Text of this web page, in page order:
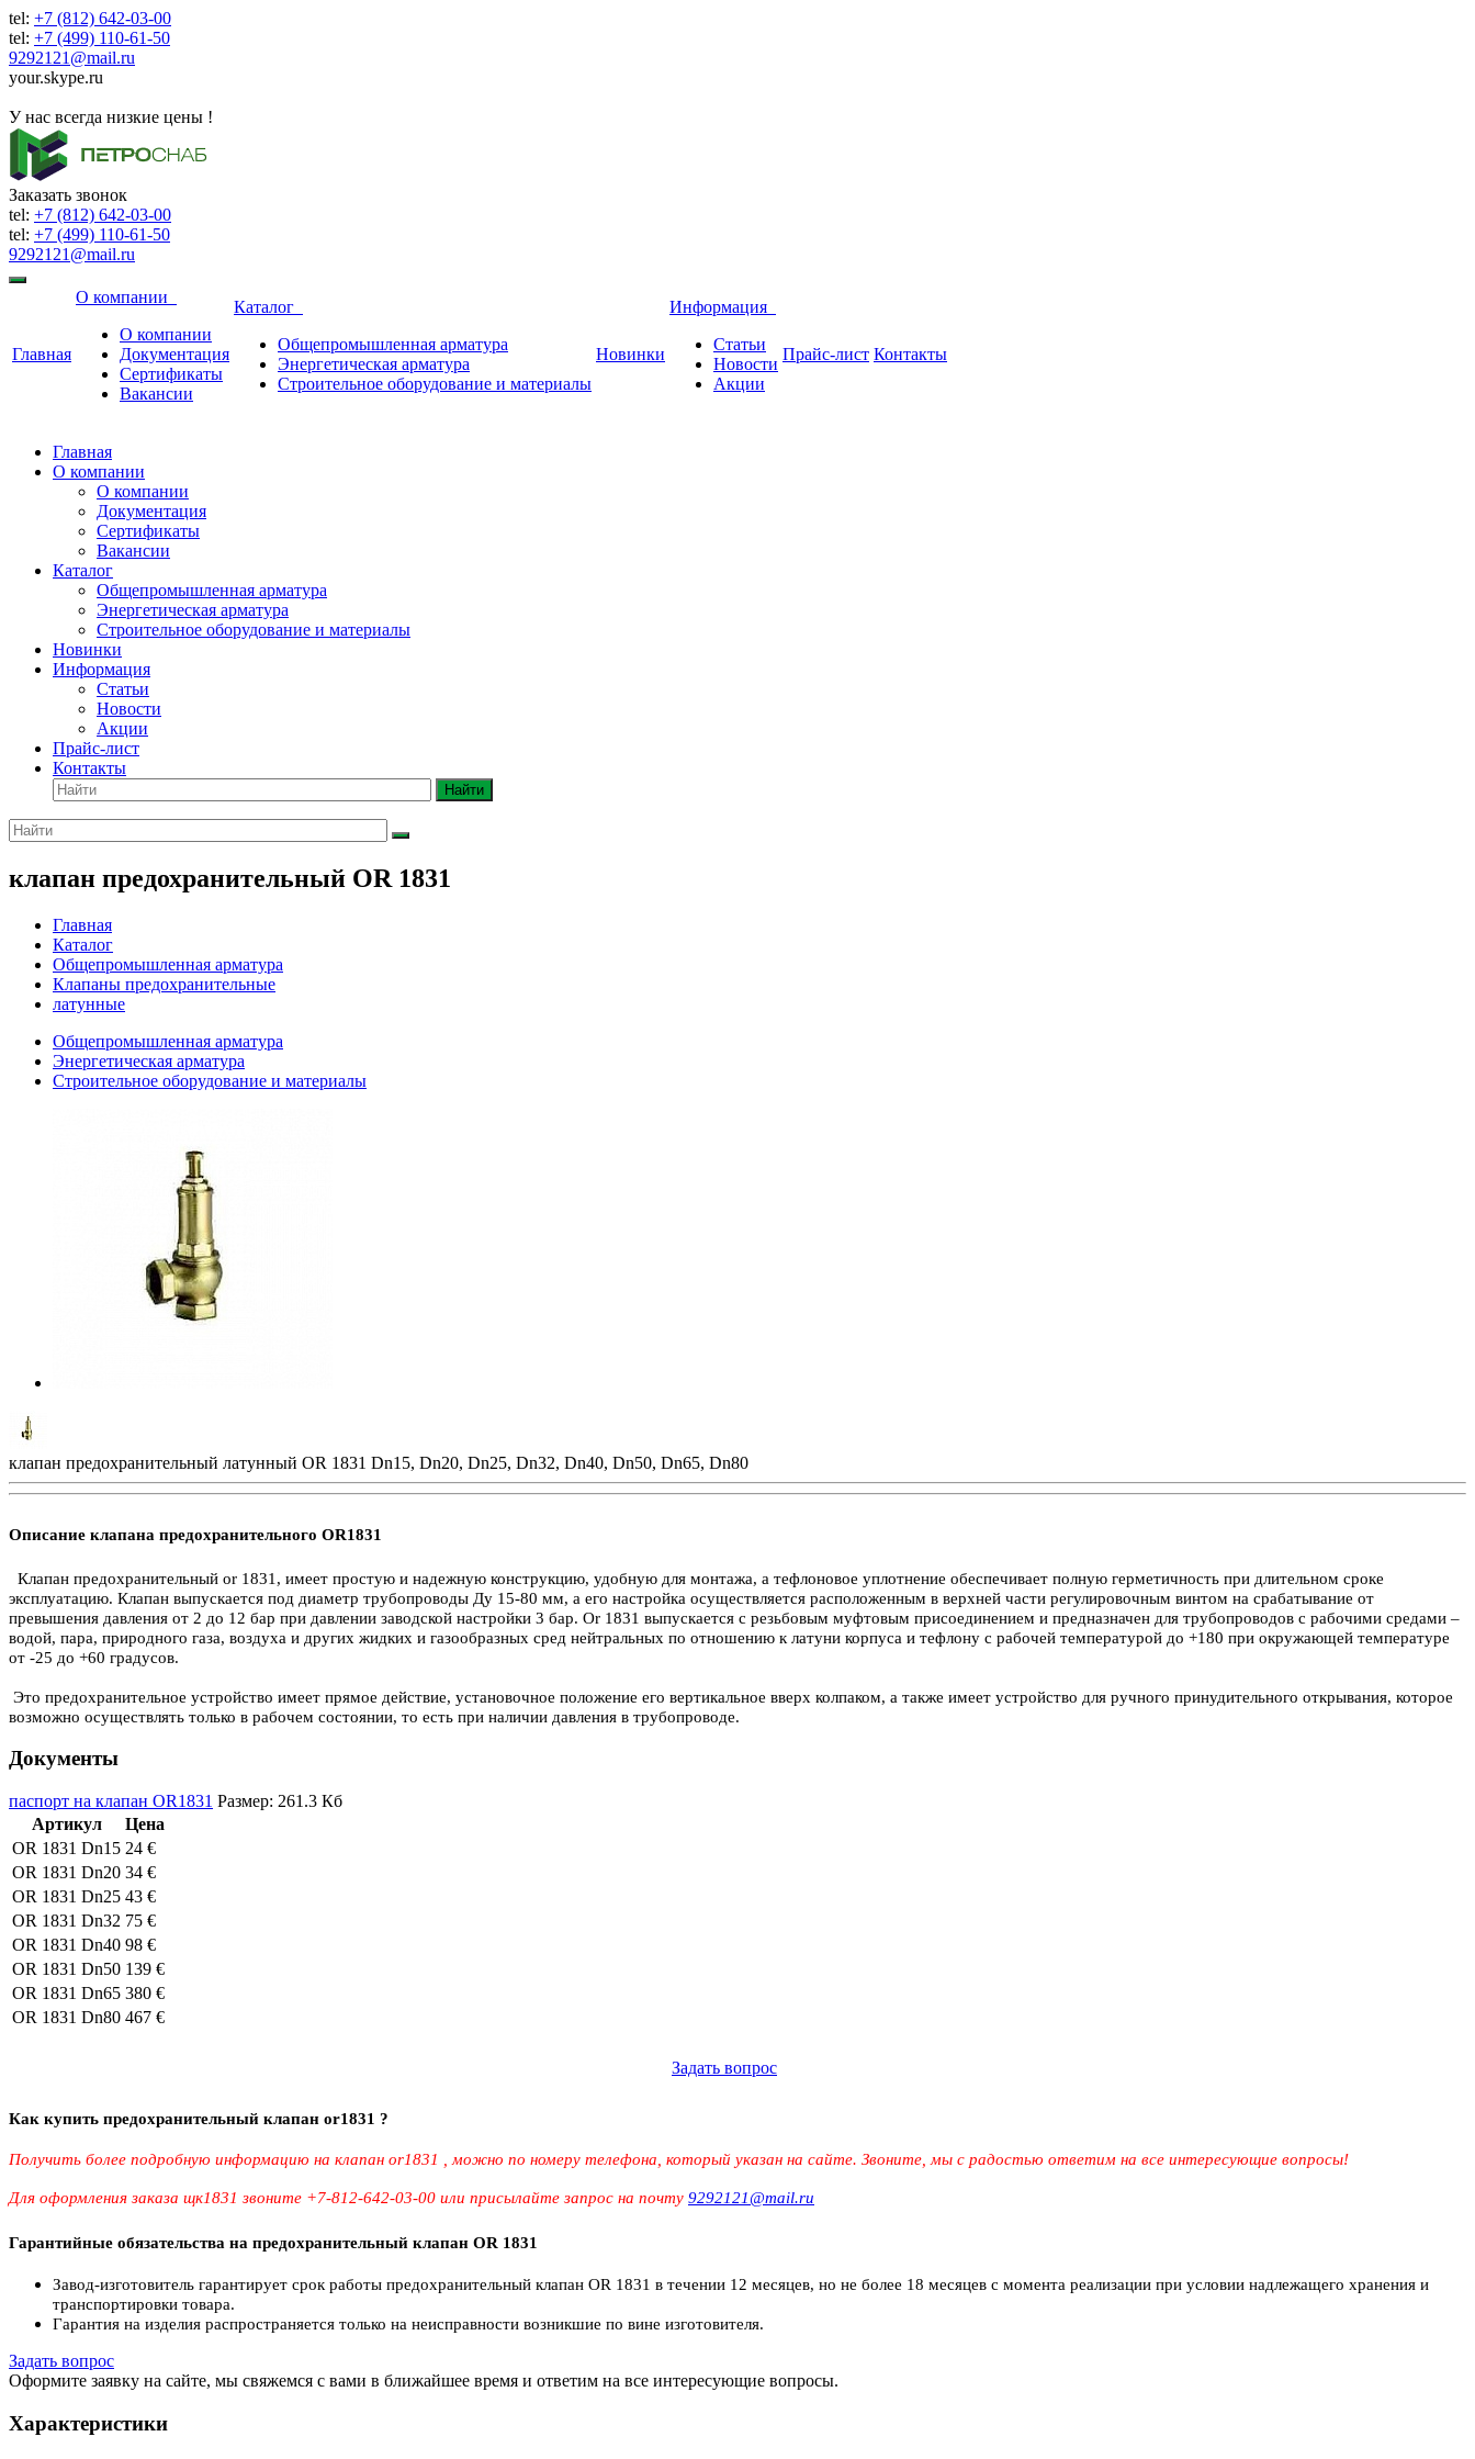
tel: +7 (812) 642-03-00
tel: +7 (499) 110-61-50
9292121@mail.ru
your.skype.ru
У нас всегда низкие цены !
Заказать звонок
tel: +7 (812) 642-03-00
tel: +7 (499) 110-61-50
9292121@mail.ru
Главная
О компании
О компании
Документация
Сертификаты
Вакансии
Каталог
Общепромышленная арматура
Энергетическая арматура
Строительное оборудование и материалы
Новинки
Информация
Статьи
Новости
Акции
Прайс-лист Контакты
Главная
О компании
О компании
Документация
Сертификаты
Вакансии
Каталог
Общепромышленная арматура
Энергетическая арматура
Строительное оборудование и материалы
Новинки
Информация
Статьи
Новости
Акции
Прайс-лист
Контакты
Найти
клапан предохранительный OR 1831
Главная
Каталог
Общепромышленная арматура
Клапаны предохранительные
латунные
Общепромышленная арматура
Энергетическая арматура
Строительное оборудование и материалы
клапан предохранительный латунный OR 1831 Dn15, Dn20, Dn25, Dn32, Dn40, Dn50, Dn65, Dn80
Описание клапана предохранительного OR1831
Клапан предохранительный or 1831, имеет простую и надежную конструкцию, удобную для монтажа, а тефлоновое уплотнение обеспечивает полную герметичность при длительном сроке
эксплуатацию. Клапан выпускается под диаметр трубопроводы Ду 15-80 мм, а его настройка осуществляется расположенным в верхней части регулировочным винтом на срабатывание от
превышения давления от 2 до 12 бар при давлении заводской настройки 3 бар. Or 1831 выпускается с резьбовым муфтовым присоединением и предназначен для трубопроводов с рабочими средами –
водой, пара, природного газа, воздуха и других жидких и газообразных сред нейтральных по отношению к латуни корпуса и тефлону с рабочей температурой до +180 при окружающей температуре
от -25 до +60 градусов.
Это предохранительное устройство имеет прямое действие, установочное положение его вертикальное вверх колпаком, а также имеет устройство для ручного принудительного открывания, которое
возможно осуществлять только в рабочем состоянии, то есть при наличии давления в трубопроводе.
Документы
паспорт на клапан OR1831 Размер: 261.3 Кб
Артикул
Цена
OR 1831 Dn15 24 €
OR 1831 Dn20 34 €
OR 1831 Dn25 43 €
OR 1831 Dn32 75 €
OR 1831 Dn40 98 €
OR 1831 Dn50 139 €
OR 1831 Dn65 380 €
OR 1831 Dn80 467 €
Задать вопрос
Как купить предохранительный клапан or1831 ?
Получить более подробную информацию на клапан or1831 , можно по номеру телефона, который указан на сайте. Звоните, мы с радостью ответим на все интересующие вопросы!
Для оформления заказа щк1831 звоните +7-812-642-03-00 или присылайте запрос на почту 9292121@mail.ru
Гарантийные обязательства на предохранительный клапан OR 1831
Завод-изготовитель гарантирует срок работы предохранительный клапан OR 1831 в течении 12 месяцев, но не более 18 месяцев с момента реализации при условии надлежащего хранения и
транспортировки товара.
Гарантия на изделия распространяется только на неисправности возникшие по вине изготовителя.
Задать вопрос
Оформите заявку на сайте, мы свяжемся с вами в ближайшее время и ответим на все интересующие вопросы.
Характеристики